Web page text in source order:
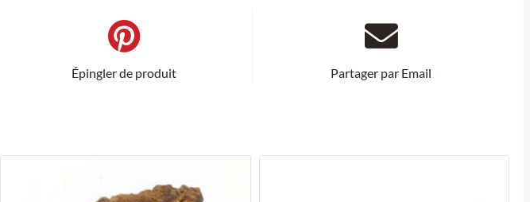
Épingler de produit Partager par Email